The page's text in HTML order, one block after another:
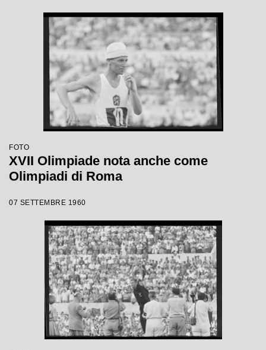
FOTO
XVII Olimpiade nota anche come
Olimpiadi di Roma
07 SETTEMBRE 1960